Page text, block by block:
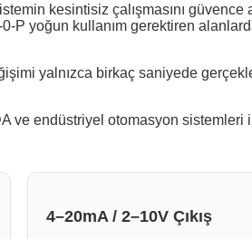
kesintisiz çalışmasını güvence
P yoğun kullanım gerektiren
yalnızca birkaç saniyede
endüstriyel otomasyon sistemleri
4–20mA / 2–10V Çıkış